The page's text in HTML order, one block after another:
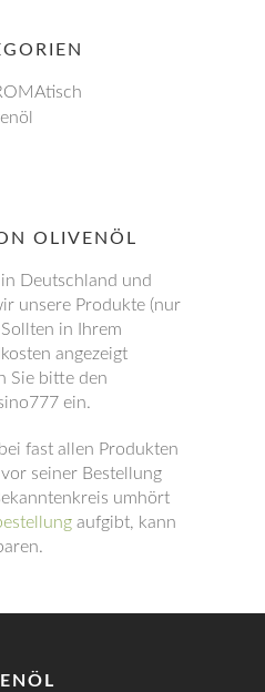
OLIVENÖL
in Deutschland und
unsere Produkte (nur
in Ihrem
angezeigt
Sie bitte den
ein.
fast allen Produkten
seiner Bestellung
umhört
aufgibt, kann